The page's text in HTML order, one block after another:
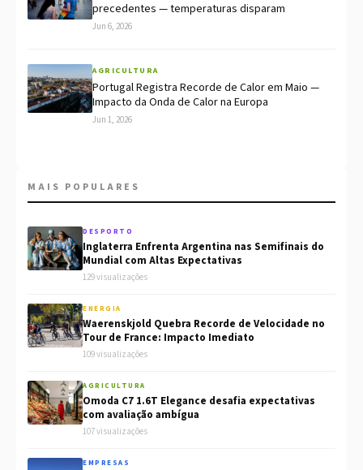
precedentes — temperaturas disparam
Jun 6, 2026
AGRICULTURA
Portugal Registra Recorde de Calor em Maio —
Impacto da Onda de Calor na Europa
Jun 1, 2026
MAIS POPULARES
DESPORTO
Inglaterra Enfrenta Argentina nas Semifinais do
Mundial com Altas Expectativas
129 visualizações
ENERGIA
Waerenskjold Quebra Recorde de Velocidade no
Tour de France: Impacto Imediato
109 visualizações
AGRICULTURA
Omoda C7 1.6T Elegance desafia expectativas
com avaliação ambígua
107 visualizações
EMPRESAS